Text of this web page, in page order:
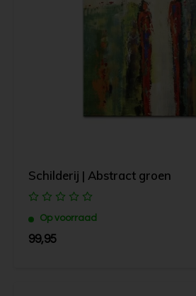
Schilderij | Abstract groen
Op voorraad
99,95